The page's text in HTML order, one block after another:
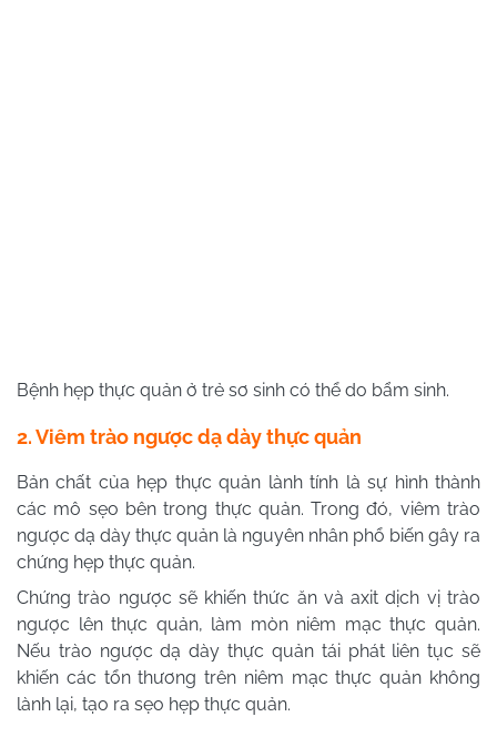
Bệnh hẹp thực quản ở trẻ sơ sinh có thể do bẩm sinh.
2. Viêm trào ngược dạ dày thực quản
Bản chất của hẹp thực quản lành tính là sự hình thành
các mô sẹo bên trong thực quản. Trong đó, viêm trào
ngược dạ dày thực quản là nguyên nhân phổ biến gây ra
chứng hẹp thực quản.
Chứng trào ngược sẽ khiến thức ăn và axit dịch vị trào
ngược lên thực quản, làm mòn niêm mạc thực quản.
Nếu trào ngược dạ dày thực quản tái phát liên tục sẽ
khiến các tổn thương trên niêm mạc thực quản không
lành lại, tạo ra sẹo hẹp thực quản.